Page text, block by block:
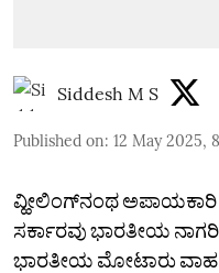
Siddesh M S
Published on: 12 May 2025,
ವ್ಹೀಲಿಂಗ್‌ನಂಥ ಅಪಾಯಕಾರಿ
ಸರ್ಕಾರವು ಭಾರತೀಯ
ಭಾರತೀಯ ಮೋಟಾರು